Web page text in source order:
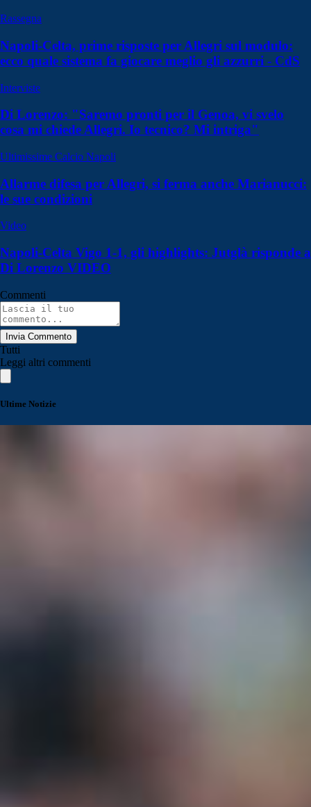
Rassegna
Napoli-Celta, prime risposte per Allegri sul modulo:
ecco quale sistema fa giocare meglio gli azzurri - CdS
Interviste
Di Lorenzo: "Saremo pronti per il Genoa, vi svelo
cosa mi chiede Allegri. Io tecnico? Mi intriga"
Ultimissime Calcio Napoli
Allarme difesa per Allegri, si ferma anche Marianucci:
le sue condizioni
Video
Napoli-Celta Vigo 1-1, gli highlights: Jutglà risponde a
Di Lorenzo VIDEO
Commenti
Invia Commento
Tutti
Leggi altri commenti
Ultime Notizie